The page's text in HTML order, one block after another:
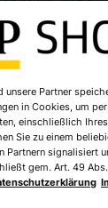
unsere Partner
in Cookies, um
einschließlich
Sie zu einem
Partnern signalisiert
gem. Art. 49 Abs.